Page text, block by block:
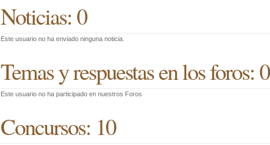
Noticias: 0
Este usuario no ha enviado ninguna noticia.
Temas y respuestas en los foros: 0
Este usuario no ha participado en nuestros Foros
Concursos: 10